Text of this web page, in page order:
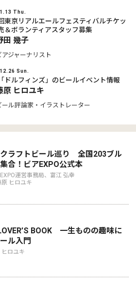
Thu.
東京リアルエールフェスティバルチケッ
＆ボランティアスタッフ募集
田 幾子
アジャーナリスト
Sun.
ドルフィンズ」のビールイベント情報
原 ヒロユキ
ール評論家・イラストレーター
クラフトビール巡り 全国203ブル
合！ビアEXPO公式本
運営事務局、富江 弘幸
ヒロユキ
BOOK 一生ものの趣味に
ル入門
ロユキ